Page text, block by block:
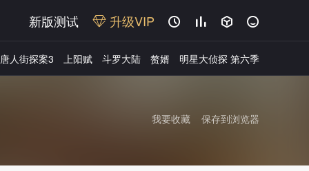
新版测试 升级VIP    
唐人街探案3 上阳赋 斗罗大陆 赘婿 明星大侦探 第六季
保存到浏览器
我要收藏